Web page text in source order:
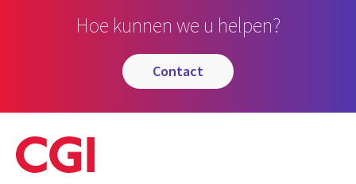
Hoe kunnen we u helpen?
contact